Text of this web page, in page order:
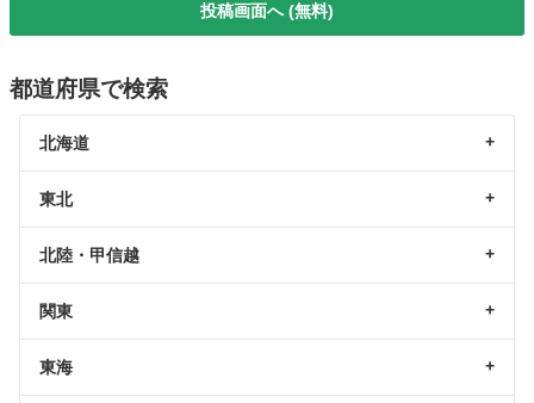
投稿画面へ (無料)
都道府県で検索
北海道
東北
北陸・甲信越
関東
東海